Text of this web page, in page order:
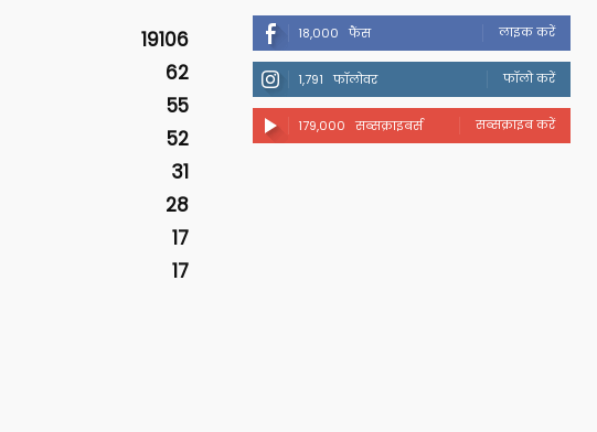
19106
62
55
52
31
28
17
17
18,000 फैंस लाइक करें
1,791 फॉलोवर फॉलो करें
179,000 सब्सक्राइबर्स सब्सक्राइब करें